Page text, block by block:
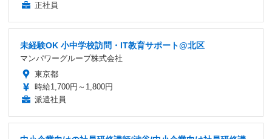
正社員
未経験OK 小中学校訪問・IT教育サポート@北区
マンパワーグループ株式会社
東京都
時給1,700円～1,800円
派遣社員